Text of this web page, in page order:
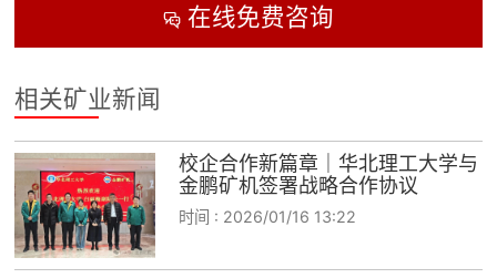
在线免费咨询
相关矿业新闻
校企合作新篇章｜华北理工大学与
金鹏矿机签署战略合作协议
时间 : 2026/01/16 13:22